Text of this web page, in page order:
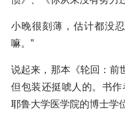
小晚很刻薄，估计都没
嘛。”
说起来，那本《轮回：前
但包装还挺唬人的。书
耶鲁大学医学院的博士学